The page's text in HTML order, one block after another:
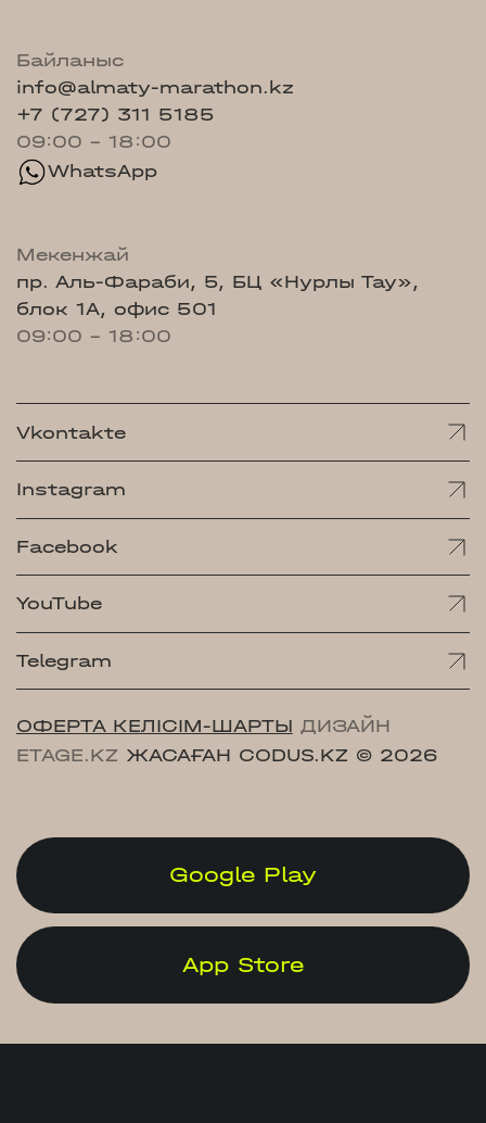
Байланыс
info@almaty-marathon.kz
+7 (727) 311 5185
09:00 - 18:00
WhatsApp
Мекенжай
пр. Аль-Фараби, 5, БЦ «Нурлы Тау»,
блок 1А, офис 501
09:00 - 18:00
Vkontakte
Instagram
Facebook
YouTube
Telegram
ОФЕРТА КЕЛІСІМ-ШАРТЫ ДИЗАЙН
ETAGE.KZ ЖАСАҒАН CODUS.KZ © 2026
Google Play
App Store